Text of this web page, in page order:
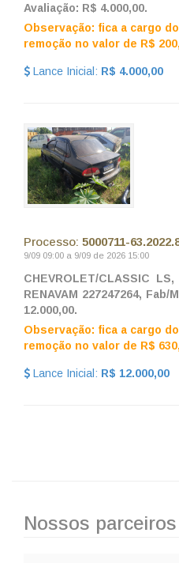
Avaliação: R$ 4.000,00.
Observação: fica a cargo
remoção no valor de R$
Lance Inicial: R$ 4.000,00
Processo: 5000711-
9/09 09:00 a 9/09 de 2026 15:00
CHEVROLET/CLASSIC
RENAVAM 227247264, Fab/
12.000,00.
Observação: fica a cargo
remoção no valor de R$
Lance Inicial: R$ 12.000,00
Nossos parceiros